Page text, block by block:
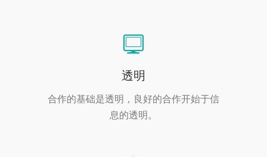
透明
合作的基础是透明，良好的合作开始于信
息的透明。